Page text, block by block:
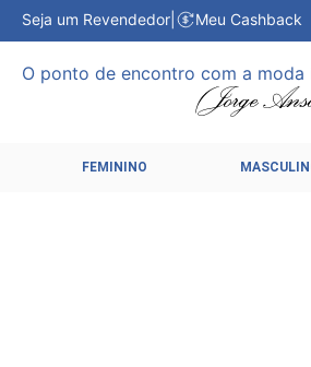
Seja um Revendedor Meu Cashback
O ponto de encontro com a moda
FEMININO